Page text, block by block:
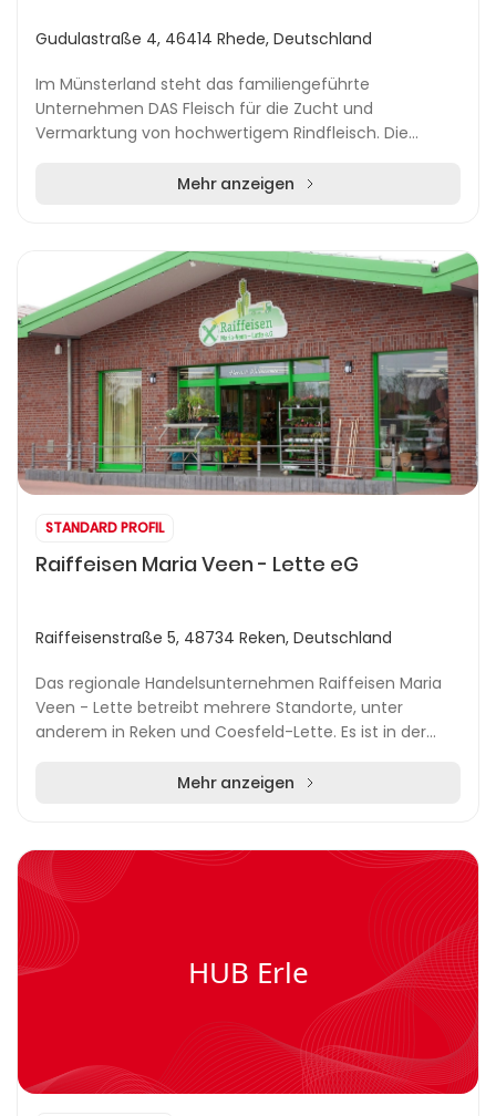
Gudulastraße 4, 46414 Rhede, Deutschland
Im Münsterland steht das familiengeführte
Unternehmen DAS Fleisch für die Zucht und
Vermarktung von hochwertigem Rindfleisch. Die
Mehr anzeigen
STANDARD PROFIL
Raiffeisen Maria Veen - Lette eG
Raiffeisenstraße 5, 48734 Reken, Deutschland
Das regionale Handelsunternehmen Raiffeisen Maria
Veen - Lette betreibt mehrere Standorte, unter
anderem in Reken und Coesfeld-Lette. Es ist in der
Mehr anzeigen
HUB Erle